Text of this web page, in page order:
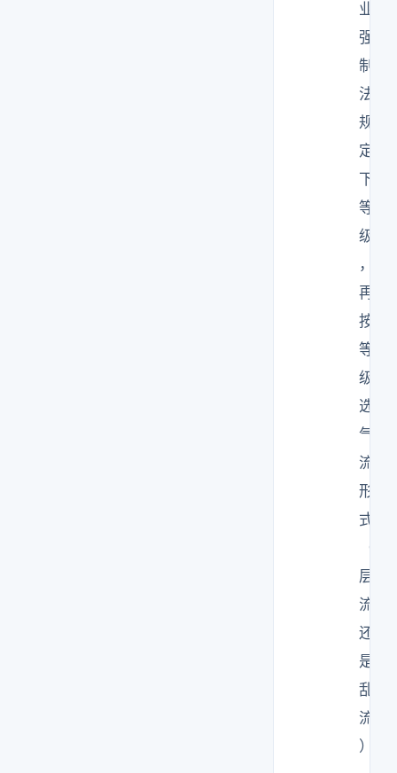
业
强
制
法
规
定
下
等
级
，
再
按
等
级
选
气
流
形
式
（
层
流
还
是
乱
流
）